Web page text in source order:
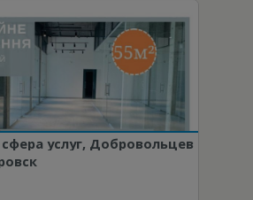
услуг, Добровольцев